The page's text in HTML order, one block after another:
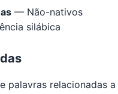
— Não-nativos
silábica
palavras relacionadas a